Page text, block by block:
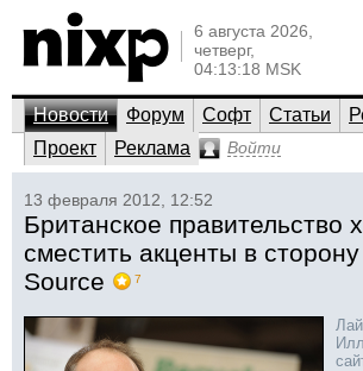
6 августа 2026,
четверг,
04:13:18 MSK
Новости Форум Софт Статьи
Проект
Реклама Войти
13 февраля 2012, 12:52
Британское правительство
сместить акценты в
Source
7